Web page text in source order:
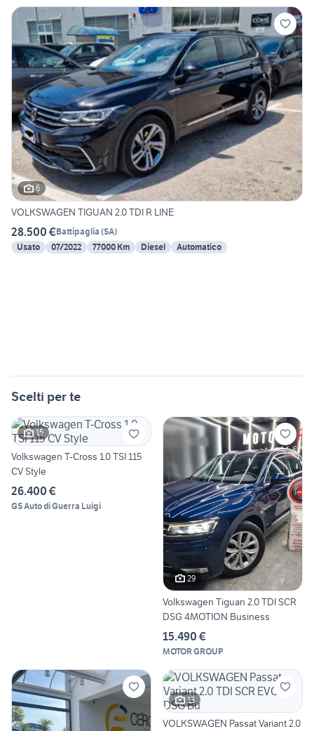
6
VOLKSWAGEN TIGUAN 2.0 TDI R LINE
28.500 €Battipaglia (SA)
Usato
07/2022 77000 Km Diesel Automatico
Scelti per te
15
Volkswagen T-Cross 1.0 TSI 115
CV Style
26.400 €
GS Auto di Guerra Luigi
29
Volkswagen Tiguan 2.0 TDI SCR
DSG 4MOTION Business
15.490 €
MOTOR GROUP
13
VOLKSWAGEN Passat Variant 2.0